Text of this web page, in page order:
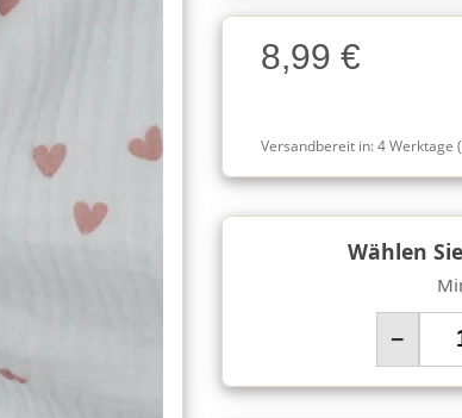
Charge
Charge8,99 €
Versandbereit in:4 Werktage
Wählen
−